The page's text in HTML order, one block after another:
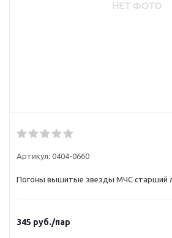
Артикул: 0404-0660
Погоны вышитые звезды МЧС старший
345 руб./пар